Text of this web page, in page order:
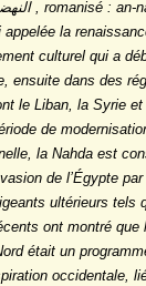
appelée la
culturel qui a
ensuite dans des
le Liban, la Syrie
de
la Nahda est
de l’Égypte
ultérieurs tels
ont montré que
était un
occidentale,